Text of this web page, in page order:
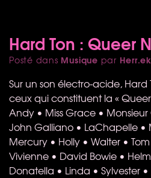
Hard Ton : Queer
Posté dans Musique par
Sur un son électro-acide, Hard
ceux qui constituent la «
Andy • Miss Grace •
John Galliano • LaChapelle •
Mercury • Holly • Walter •
Vivienne • David Bowie •
Donatella • Linda • Sylvester